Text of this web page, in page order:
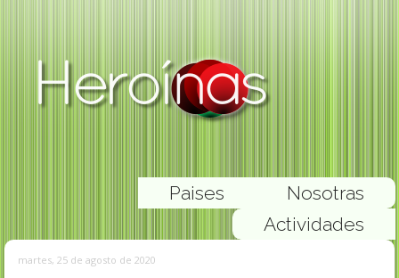
Nosotras
Paises
Actividades
martes, 25 de agosto de 2020